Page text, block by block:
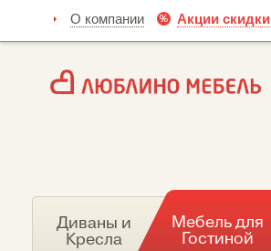
О компании Акции скидки
Диваны и
Кресла
Мебель для
Гостиной